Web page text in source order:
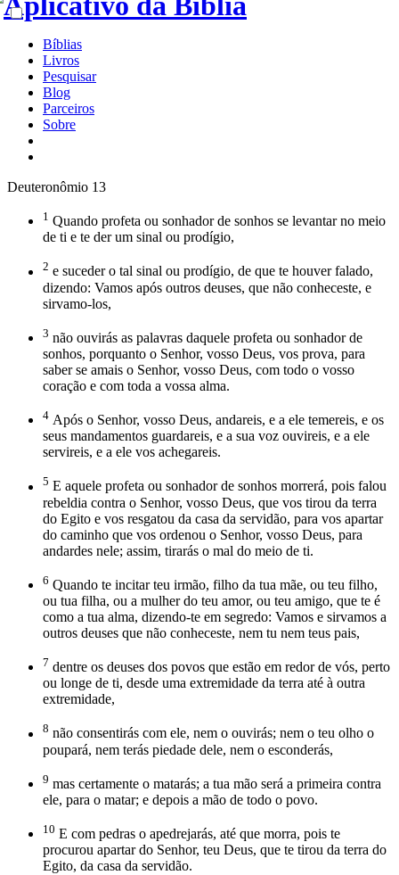
Bíblias
Livros
Pesquisar
Blog
Parceiros
Sobre
Deuteronômio 13
1 Quando profeta ou sonhador de sonhos se levantar no meio
de ti e te der um sinal ou prodígio,
2 e suceder o tal sinal ou prodígio, de que te houver falado,
dizendo: Vamos após outros deuses, que não conheceste, e
sirvamo-los,
3 não ouvirás as palavras daquele profeta ou sonhador de
sonhos, porquanto o Senhor, vosso Deus, vos prova, para
saber se amais o Senhor, vosso Deus, com todo o vosso
coração e com toda a vossa alma.
4 Após o Senhor, vosso Deus, andareis, e a ele temereis, e os
seus mandamentos guardareis, e a sua voz ouvireis, e a ele
servireis, e a ele vos achegareis.
5 E aquele profeta ou sonhador de sonhos morrerá, pois falou
rebeldia contra o Senhor, vosso Deus, que vos tirou da terra
do Egito e vos resgatou da casa da servidão, para vos apartar
do caminho que vos ordenou o Senhor, vosso Deus, para
andardes nele; assim, tirarás o mal do meio de ti.
6 Quando te incitar teu irmão, filho da tua mãe, ou teu filho,
ou tua filha, ou a mulher do teu amor, ou teu amigo, que te é
como a tua alma, dizendo-te em segredo: Vamos e sirvamos a
outros deuses que não conheceste, nem tu nem teus pais,
7 dentre os deuses dos povos que estão em redor de vós, perto
ou longe de ti, desde uma extremidade da terra até à outra
extremidade,
8 não consentirás com ele, nem o ouvirás; nem o teu olho o
poupará, nem terás piedade dele, nem o esconderás,
9 mas certamente o matarás; a tua mão será a primeira contra
ele, para o matar; e depois a mão de todo o povo.
10 E com pedras o apedrejarás, até que morra, pois te
procurou apartar do Senhor, teu Deus, que te tirou da terra do
Egito, da casa da servidão.